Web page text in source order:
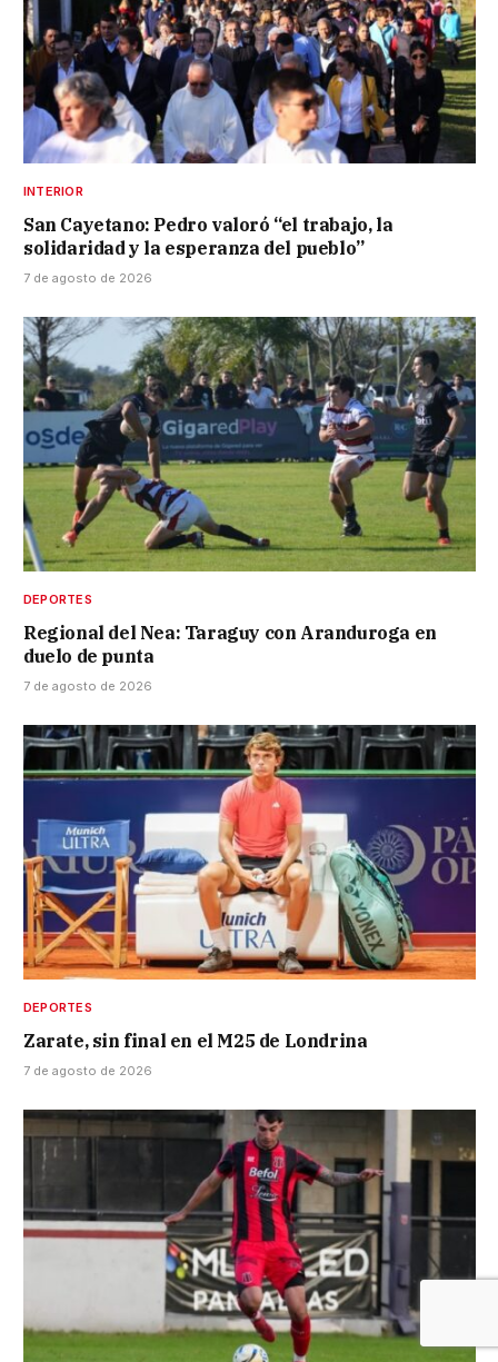
INTERIOR
San Cayetano: Pedro valoró “el trabajo, la
solidaridad y la esperanza del pueblo”
7 de agosto de 2026
DEPORTES
Regional del Nea: Taraguy con Aranduroga en
duelo de punta
7 de agosto de 2026
DEPORTES
Zarate, sin final en el M25 de Londrina
7 de agosto de 2026